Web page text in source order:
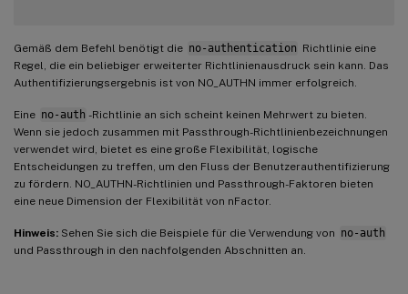
Gemäß dem Befehl benötigt die no-authentication Richtlinie eine
Regel, die ein beliebiger erweiterter Richtlinienausdruck sein kann. Das
Authentifizierungsergebnis ist von NO_AUTHN immer erfolgreich.
Eine no-auth -Richtlinie an sich scheint keinen Mehrwert zu bieten.
Wenn sie jedoch zusammen mit Passthrough-Richtlinienbezeichnungen
verwendet wird, bietet es eine große Flexibilität, logische
Entscheidungen zu treffen, um den Fluss der Benutzerauthentifizierung
zu fördern. NO_AUTHN-Richtlinien und Passthrough-Faktoren bieten
eine neue Dimension der Flexibilität von nFactor.
Hinweis: Sehen Sie sich die Beispiele für die Verwendung von no-auth
und Passthrough in den nachfolgenden Abschnitten an.